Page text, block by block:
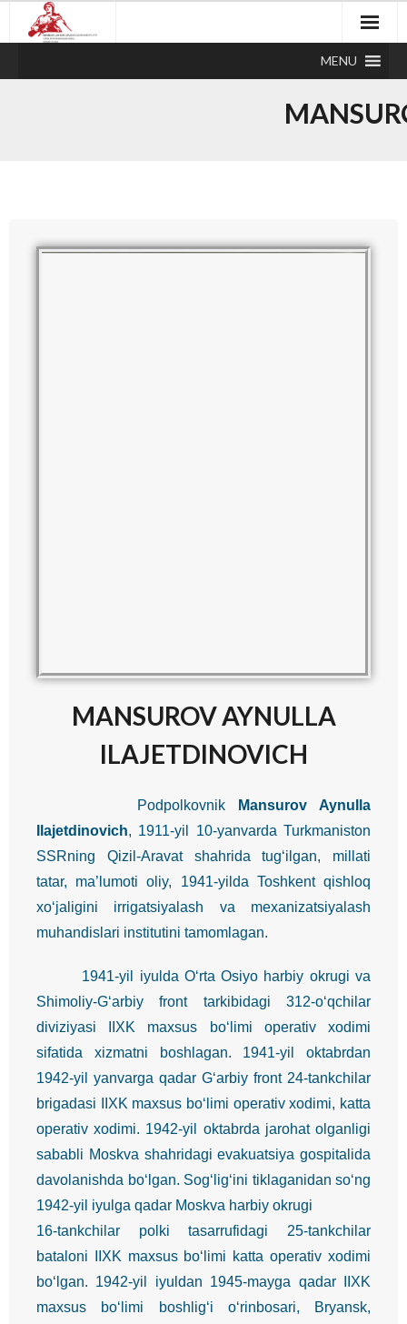
MENU
MANSUROV AYNULLA
ILAJETDINOVICH
Podpolkovnik
Mansurov Aynulla
Ilajetdinovich, 1911-yil 10-yanvarda Turkmaniston
SSRning Qizil-Aravat shahrida tug‘ilgan, millati
tatar, ma’lumoti oliy, 1941-yilda Toshkent qishloq
xo‘jaligini irrigatsiyalash va mexanizatsiyalash
muhandislari institutini tamomlagan.
1941-yil iyulda O‘rta Osiyo harbiy okrugi va
Shimoliy-G‘arbiy front tarkibidagi 312-o‘qchilar
diviziyasi IIXK maxsus bo‘limi operativ xodimi
sifatida xizmatni boshlagan. 1941-yil oktabrdan
1942-yil yanvarga qadar G‘arbiy front 24-tankchilar
brigadasi IIXK maxsus bo‘limi operativ xodimi, katta
operativ xodimi. 1942-yil oktabrda jarohat olganligi
sababli Moskva shahridagi evakuatsiya gospitalida
davolanishda bo‘lgan. Sog‘lig‘ini tiklaganidan so‘ng
1942-yil iyulga qadar Moskva harbiy okrugi
16-tankchilar polki tasarrufidagi 25-tankchilar
bataloni IIXK maxsus bo‘limi katta operativ xodimi
bo‘lgan. 1942-yil iyuldan 1945-mayga qadar IIXK
maxsus bo‘limi boshlig‘i o‘rinbosari, Bryansk,